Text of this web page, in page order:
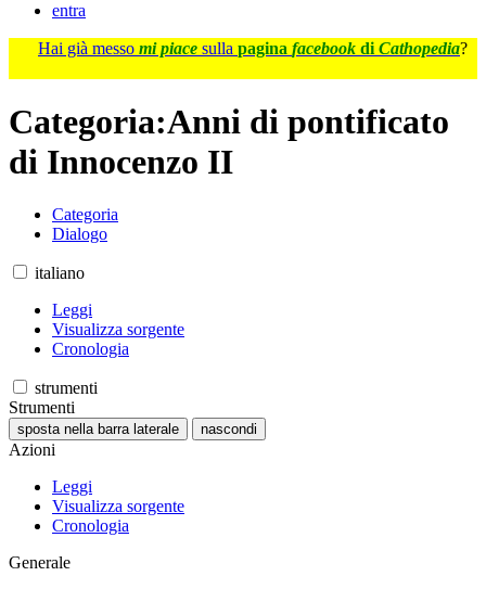
entra
Hai già messo mi piace sulla pagina facebook di Cathopedia?
Categoria:Anni di pontificato
di Innocenzo II
Categoria
Dialogo
italiano
Leggi
Visualizza sorgente
Cronologia
strumenti
Strumenti
sposta nella barra laterale nascondi
Azioni
Leggi
Visualizza sorgente
Cronologia
Generale